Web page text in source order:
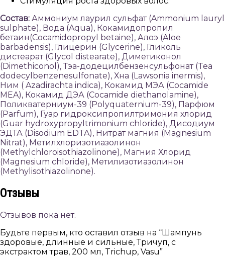
Состав: Аммониум лаурил сульфат (Ammonium lauryl
sulphate), Вода (Aqua), Кокамидопропил
бетаин(Cocamidopropyl betaine), Алоэ (Aloe
barbadensis), Глицерин (Glycerine), Гликоль
дистеарат (Glycol distearate), Диметиконол
(Dimethiconol), Тэа-додецилбензенсульфонат (Tea
dodecylbenzenesulfonate), Хна (Lawsonia inermis),
Ним ( Azadirachta indica), Кокамид МЭА (Cocamide
MEA), Кокамид ДЭА (Cocamide diethanolamine),
Поликватерниум-39 (Polyquaternium-39), Парфюм
(Parfum), Гуар гидроксипропилтримония хлорид
(Guar hydroxypropyltrimonium chloride), Дисодиум
ЭДТА (Disodium EDTA), Нитрат магния (Magnesium
Nitrat), Метилхлоризотиазолинон
(Methylchloroisothiazolinone), Магния Хлорид
(Magnesium chloride), Метилизотиазолинон
(Methylisothiazolinone).
Отзывы
Отзывов пока нет.
Будьте первым, кто оставил отзыв на “Шампунь
здоровые, длинные и сильные, Тричуп, с
экстрактом трав, 200 мл, Trichup, Vasu”